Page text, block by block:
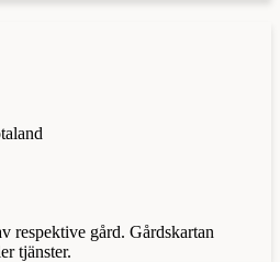
respektive gård. Gårdskartan
tjänster.